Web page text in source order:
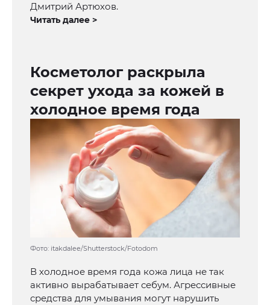
Дмитрий Артюхов.
Читать далее >
Косметолог раскрыла
секрет ухода за кожей в
холодное время года
Фото: itakdalee/Shutterstock/Fotodom
В холодное время года кожа лица не так
активно вырабатывает себум. Агрессивные
средства для умывания могут нарушить